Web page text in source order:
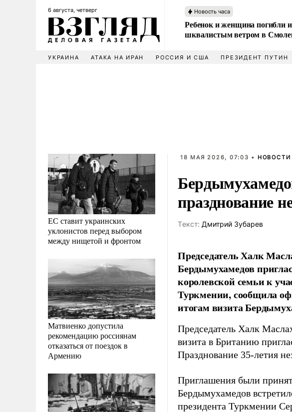
6 августа, четверг Новость часа
Ребенок и женщина погибли
шквалистым ветром в
УКРАИНА АТАКА НА ИРАН РОССИЯ И США ПРЕЗИДЕНТ ПУТИН
ЕС ставит украинских
уклонистов перед выбором
между нищетой и фронтом
Матвиенко допустила
рекомендацию россиянам
отказаться от поездок в
Армению
18 МАЯ 2026, 07:03 • НОВОСТИ
празднование
Tекст: Дмитрий Зубарев
Председатель Халк
Бердымухамедов
королевской семьи к
Туркмении, сообщила
итогам визита
Председатель Халк
визита в Британию
Празднование 35-летия
Приглашения были
Бердымухамедов
президента Туркмении